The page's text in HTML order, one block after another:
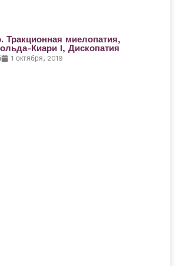
Тракционная миелопатия,
Киари I, Дископатия
1 октября, 2019